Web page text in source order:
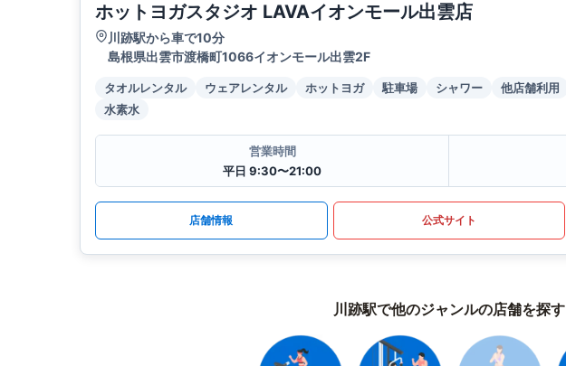
ホットヨガスタジオ LAVAイオンモール出雲店
川跡駅から車で10分
島根県出雲市渡橋町1066イオンモール出雲2F
タオルレンタル ウェアレンタル ホットヨガ 駐車場 シャワー
他店舗利用
水素水
営業時間
平日 9:30〜21:00
店舗情報 公式サイト
川跡駅で他のジャンルの店舗を探す